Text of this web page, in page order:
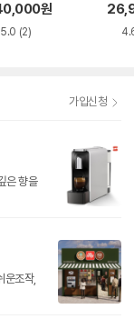
원
5.0 (2)
가입신청
은 향을
운조작,